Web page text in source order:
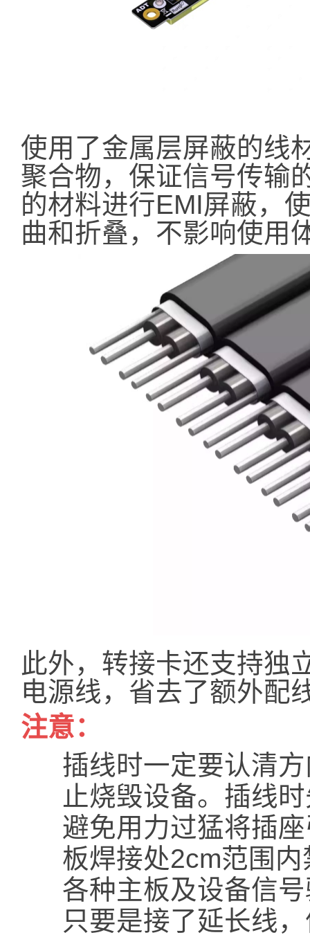
使用了金属层屏蔽的线
聚合物，保证信号传输
的材料进行EMI屏蔽，
曲和折叠，不影响使用
此外，转接卡还支持独
电源线，省去了额外配
注意：
插线时一定要认清
止烧毁设备。插线
避免用力过猛将插
板焊接处2cm范围
各种主板及设备信
只要是接了延长线